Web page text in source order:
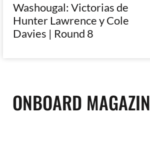
Washougal: Victorias de
Hunter Lawrence y Cole
Davies | Round 8
ONBOARD